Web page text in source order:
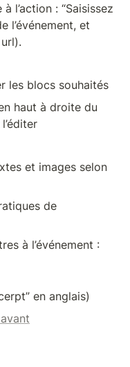
l’action : “Saisissez
l’événement, et
les blocs souhaités
haut à droite du
et images selon
de
à l’événement :
en anglais)